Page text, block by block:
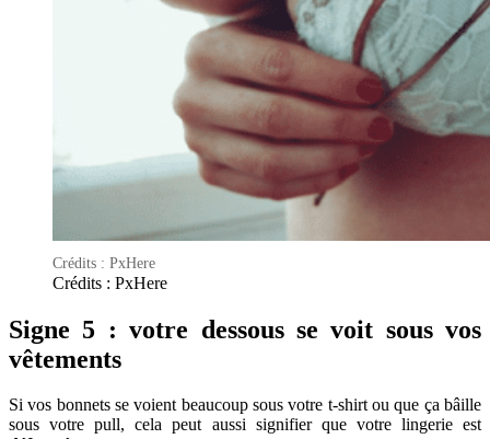
Crédits : PxHere
Crédits : PxHere
Signe 5 : votre dessous se voit sous vos
vêtements
Si vos bonnets se voient beaucoup sous votre t-shirt ou que ça bâille
sous votre pull, cela peut aussi signifier que votre lingerie est